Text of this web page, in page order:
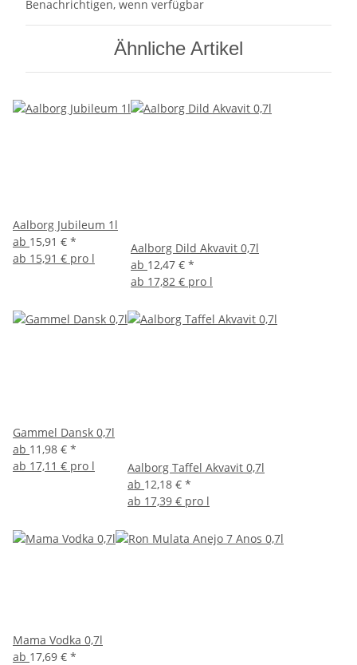
Benachrichtigen, wenn verfügbar
Ähnliche Artikel
Aalborg Jubileum 1l
ab 15,91 € *
ab 15,91 € pro l
Aalborg Dild Akvavit 0,7l
ab 12,47 € *
ab 17,82 € pro l
Gammel Dansk 0,7l
ab 11,98 € *
ab 17,11 € pro l
Aalborg Taffel Akvavit 0,7l
ab 12,18 € *
ab 17,39 € pro l
Mama Vodka 0,7l
ab 17,69 € *